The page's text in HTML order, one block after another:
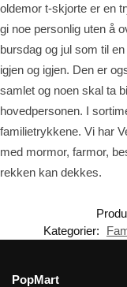
oldemor t-skjorte er en
gi noe personlig uten å
bursdag og jul som til
igjen og igjen. Den er
samlet og noen skal ta
hovedpersonen. I
familietrykkene. Vi har
med mormor, farmor,
rekken kan dekkes.
Kategorier:
PopMart